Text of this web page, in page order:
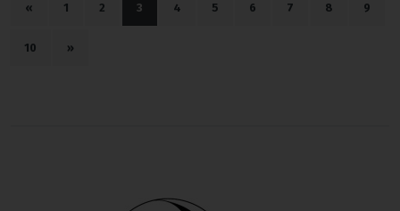
« 1 2 3 4 5 6 7 8 9
10 »